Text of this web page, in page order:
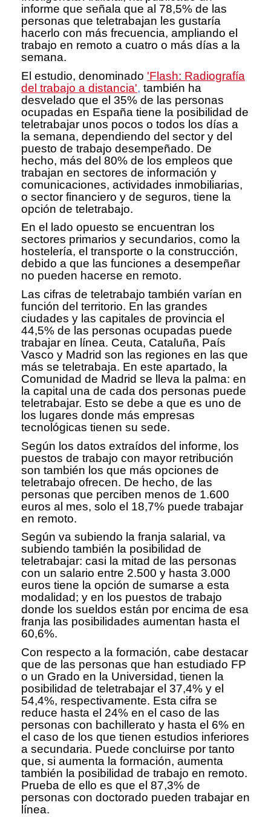
informe que señala que al 78,5% de las
personas que teletrabajan les gustaría
hacerlo con más frecuencia, ampliando el
trabajo en remoto a cuatro o más días a la
semana.
El estudio, denominado 'Flash: Radiografía
del trabajo a distancia', también ha
desvelado que el 35% de las personas
ocupadas en España tiene la posibilidad de
teletrabajar unos pocos o todos los días a
la semana, dependiendo del sector y del
puesto de trabajo desempeñado. De
hecho, más del 80% de los empleos que
trabajan en sectores de información y
comunicaciones, actividades inmobiliarias,
o sector financiero y de seguros, tiene la
opción de teletrabajo.
En el lado opuesto se encuentran los
sectores primarios y secundarios, como la
hostelería, el transporte o la construcción,
debido a que las funciones a desempeñar
no pueden hacerse en remoto.
Las cifras de teletrabajo también varían en
función del territorio. En las grandes
ciudades y las capitales de provincia el
44,5% de las personas ocupadas puede
trabajar en línea. Ceuta, Cataluña, País
Vasco y Madrid son las regiones en las que
más se teletrabaja. En este apartado, la
Comunidad de Madrid se lleva la palma: en
la capital una de cada dos personas puede
teletrabajar. Esto se debe a que es uno de
los lugares donde más empresas
tecnológicas tienen su sede.
Según los datos extraídos del informe, los
puestos de trabajo con mayor retribución
son también los que más opciones de
teletrabajo ofrecen. De hecho, de las
personas que perciben menos de 1.600
euros al mes, solo el 18,7% puede trabajar
en remoto.
Según va subiendo la franja salarial, va
subiendo también la posibilidad de
teletrabajar: casi la mitad de las personas
con un salario entre 2.500 y hasta 3.000
euros tiene la opción de sumarse a esta
modalidad; y en los puestos de trabajo
donde los sueldos están por encima de esa
franja las posibilidades aumentan hasta el
60,6%.
Con respecto a la formación, cabe destacar
que de las personas que han estudiado FP
o un Grado en la Universidad, tienen la
posibilidad de teletrabajar el 37,4% y el
54,4%, respectivamente. Esta cifra se
reduce hasta el 24% en el caso de las
personas con bachillerato y hasta el 6% en
el caso de los que tienen estudios inferiores
a secundaria. Puede concluirse por tanto
que, si aumenta la formación, aumenta
también la posibilidad de trabajo en remoto.
Prueba de ello es que el 87,3% de
personas con doctorado pueden trabajar en
línea.